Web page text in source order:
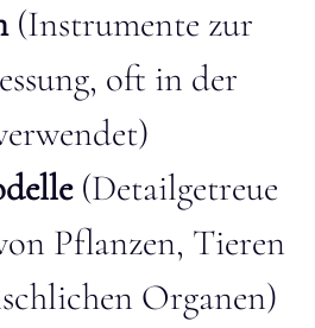
(Instrumente zur
oft in der
(Detailgetreue
Pflanzen, Tieren
Organen)